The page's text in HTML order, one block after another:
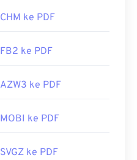
CHM ke PDF
FB2 ke PDF
AZW3 ke PDF
MOBI ke PDF
SVGZ ke PDF